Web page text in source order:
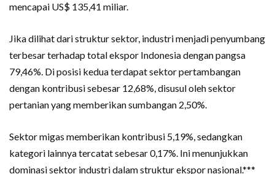
mencapai US$ 135,41 miliar.
Jika dilihat dari struktur sektor, industri menjadi penyumbang
terbesar terhadap total ekspor Indonesia dengan pangsa
79,46%. Di posisi kedua terdapat sektor pertambangan
dengan kontribusi sebesar 12,68%, disusul oleh sektor
pertanian yang memberikan sumbangan 2,50%.
Sektor migas memberikan kontribusi 5,19%, sedangkan
kategori lainnya tercatat sebesar 0,17%. Ini menunjukkan
dominasi sektor industri dalam struktur ekspor nasional.***